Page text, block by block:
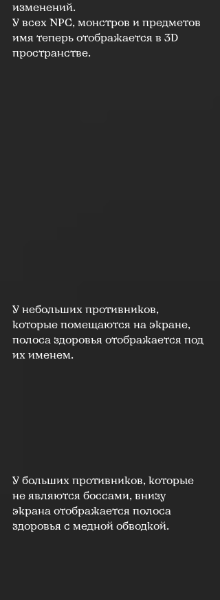
изменений.
У всех NPC, монстров и предметов
имя теперь отображается в 3D
пространстве.
У небольших противников,
которые помещаются на экране,
полоса здоровья отображается под
их именем.
У больших противников, которые
не являются боссами, внизу
экрана отображается полоса
здоровья с медной обводкой.